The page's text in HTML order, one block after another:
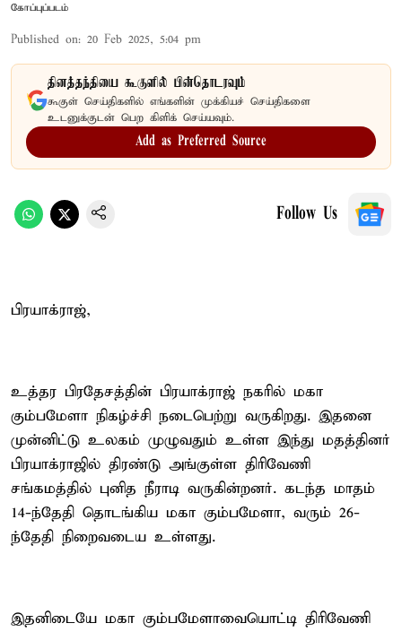
கோப்புப்படம்
Published on: 20 Feb 2025, 5:04 pm
தினத்தந்தியை கூகுளில் பின்தொடரவும்
கூகுள் செய்திகளில் எங்களின் முக்கியச் செய்திகளை
உடனுக்குடன் பெற கிளிக் செய்யவும்.
Add as Preferred Source
Follow Us
பிரயாக்ராஜ்,
உத்தர பிரதேசத்தின் பிரயாக்ராஜ் நகரில் மகா
கும்பமேளா நிகழ்ச்சி நடைபெற்று வருகிறது. இதனை
முன்னிட்டு உலகம் முழுவதும் உள்ள இந்து மதத்தினர்
பிரயாக்ராஜில் திரண்டு அங்குள்ள திரிவேணி
சங்கமத்தில் புனித நீராடி வருகின்றனர். கடந்த மாதம்
14-ந்தேதி தொடங்கிய மகா கும்பமேளா, வரும் 26-
ந்தேதி நிறைவடைய உள்ளது.
இதனிடையே மகா கும்பமேளாவையொட்டி திரிவேணி